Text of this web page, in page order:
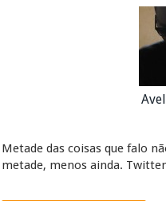
Metade das coisas que falo
metade, menos ainda.